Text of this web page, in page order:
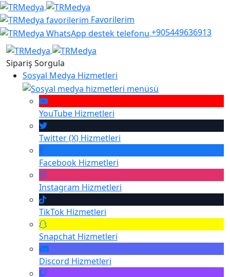
Favorilerim
+905449636913
Sipariş Sorgula
Sosyal Medya Hizmetleri
YouTube Hizmetleri
Twitter (X) Hizmetleri
Facebook Hizmetleri
Instagram Hizmetleri
TikTok Hizmetleri
Snapchat Hizmetleri
Discord Hizmetleri